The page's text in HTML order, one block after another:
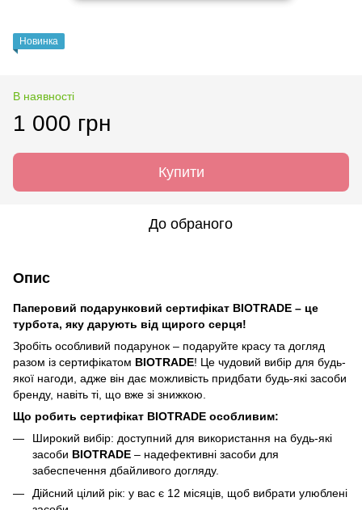
Новинка
В наявності
1 000 грн
Купити
До обраного
Опис
Паперовий подарунковий сертифікат BIOTRADE – це
турбота, яку дарують від щирого серця!
Зробіть особливий подарунок – подаруйте красу та догляд
разом із сертифікатом BIOTRADE! Це чудовий вибір для будь-
якої нагоди, адже він дає можливість придбати будь-які засоби
бренду, навіть ті, що вже зі знижкою.
Що робить сертифікат BIOTRADE особливим:
Широкий вибір: доступний для використання на будь-які
засоби BIOTRADE – надефективні засоби для
забеспечення дбайливого догляду.
Дійсний цілий рік: у вас є 12 місяців, щоб вибрати улюблені